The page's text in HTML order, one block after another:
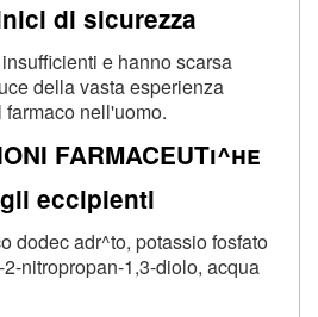
di sicurezza
e hanno scarsa
della vasta esperienza
nell'uomo.
FARMACEUTi^he
eccipienti
dodec adr^to, potassio fosfato
nitropropan-1,3-diolo, acqua